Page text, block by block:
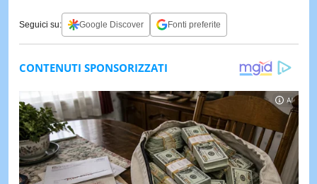
Seguici su: Google Discover Fonti preferite